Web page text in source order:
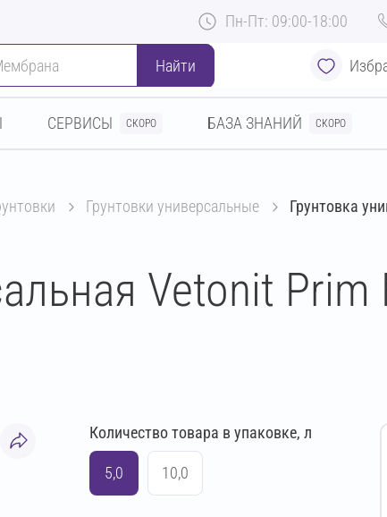
Пн-Пт: 09:00-18:00
Найти
СЕРВИСЫ СКОРО БАЗА ЗНАНИЙ СКОРО
грунтовки универсальные Грунтовка
Vetonit Prim
Количество товара в упаковке, л
5,0 10,0